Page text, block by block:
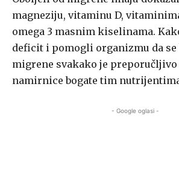
magneziju, vitaminu D,
omega 3 masnim kiselinama.
deficit i pomogli organizmu da
migrene svakako je
namirnice bogate tim
- Google oglasi -